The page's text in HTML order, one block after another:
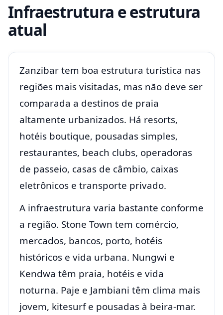
Infraestrutura e estrutura
atual
Zanzibar tem boa estrutura turística nas
regiões mais visitadas, mas não deve ser
comparada a destinos de praia
altamente urbanizados. Há resorts,
hotéis boutique, pousadas simples,
restaurantes, beach clubs, operadoras
de passeio, casas de câmbio, caixas
eletrônicos e transporte privado.
A infraestrutura varia bastante conforme
a região. Stone Town tem comércio,
mercados, bancos, porto, hotéis
históricos e vida urbana. Nungwi e
Kendwa têm praia, hotéis e vida
noturna. Paje e Jambiani têm clima mais
jovem, kitesurf e pousadas à beira-mar.